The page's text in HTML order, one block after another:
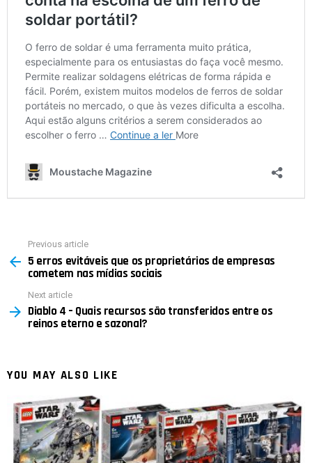
more
Previous article
5 erros evitáveis ​​que os proprietários de empresas
cometem nas mídias sociais
Next article
Diablo 4 – Quais recursos são transferidos entre os
reinos eterno e sazonal?
YOU MAY ALSO LIKE